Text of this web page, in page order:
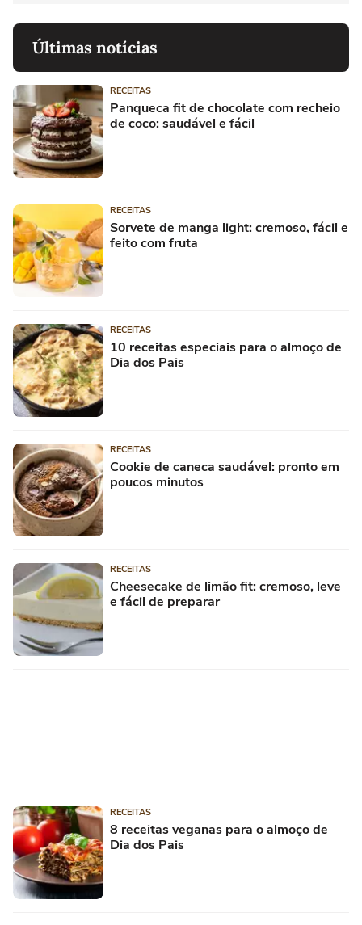
Últimas notícias
RECEITAS
Panqueca fit de chocolate com recheio
de coco: saudável e fácil
RECEITAS
Sorvete de manga light: cremoso, fácil e
feito com fruta
RECEITAS
10 receitas especiais para o almoço de
Dia dos Pais
RECEITAS
Cookie de caneca saudável: pronto em
poucos minutos
RECEITAS
Cheesecake de limão fit: cremoso, leve
e fácil de preparar
RECEITAS
8 receitas veganas para o almoço de
Dia dos Pais